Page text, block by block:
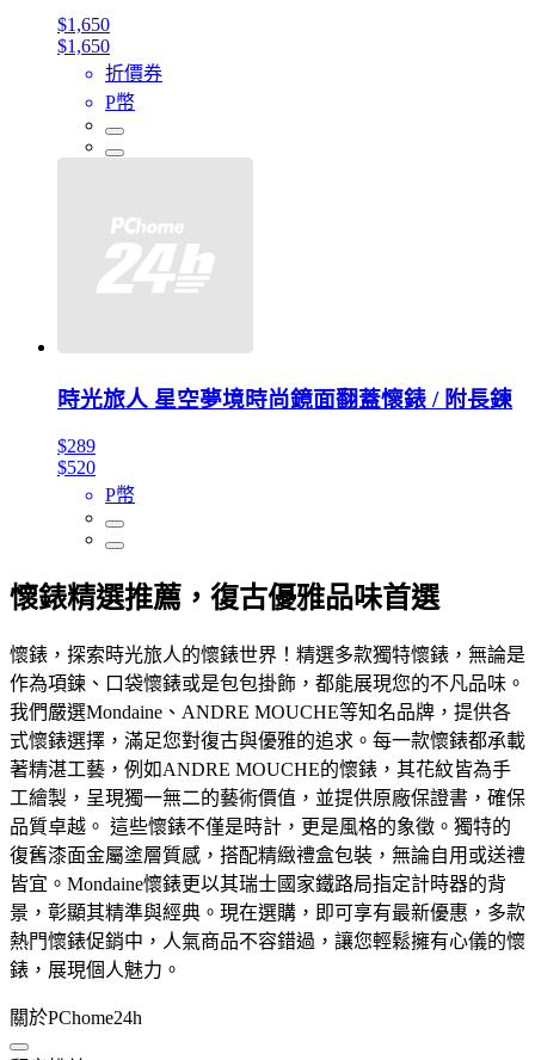
$1,650
$1,650
折價券
P幣
時光旅人 星空夢境時尚鏡面翻蓋懷錶 / 附長鍊
$289
$520
P幣
懷錶精選推薦，復古優雅品味首選
懷錶，探索時光旅人的懷錶世界！精選多款獨特懷錶，無論是
作為項鍊、口袋懷錶或是包包掛飾，都能展現您的不凡品味。
我們嚴選Mondaine、ANDRE MOUCHE等知名品牌，提供各
式懷錶選擇，滿足您對復古與優雅的追求。每一款懷錶都承載
著精湛工藝，例如ANDRE MOUCHE的懷錶，其花紋皆為手
工繪製，呈現獨一無二的藝術價值，並提供原廠保證書，確保
品質卓越。 這些懷錶不僅是時計，更是風格的象徵。獨特的
復舊漆面金屬塗層質感，搭配精緻禮盒包裝，無論自用或送禮
皆宜。Mondaine懷錶更以其瑞士國家鐵路局指定計時器的背
景，彰顯其精準與經典。現在選購，即可享有最新優惠，多款
熱門懷錶促銷中，人氣商品不容錯過，讓您輕鬆擁有心儀的懷
錶，展現個人魅力。
關於PChome24h